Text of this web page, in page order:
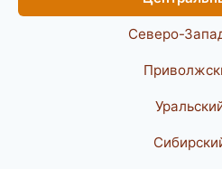
Северо-